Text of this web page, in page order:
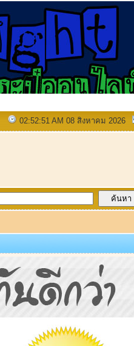
02:52:51 AM 08 สิงหาคม 2026